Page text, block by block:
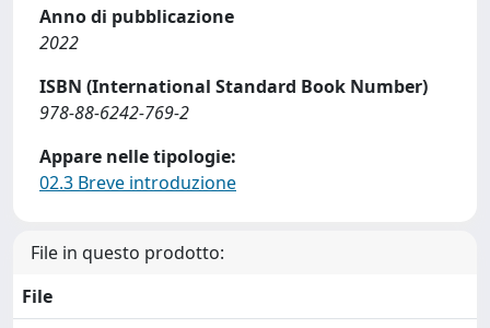
Anno di pubblicazione
2022
ISBN (International Standard Book Number)
978-88-6242-769-2
Appare nelle tipologie:
02.3 Breve introduzione
File in questo prodotto:
File